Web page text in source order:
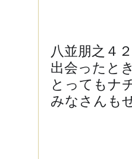
八並朋之４
出会ったと
とってもナ
みなさんも